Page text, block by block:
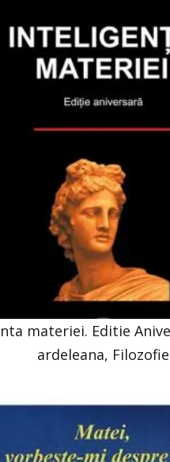
materiei. Editie
ardeleana, Filozofie